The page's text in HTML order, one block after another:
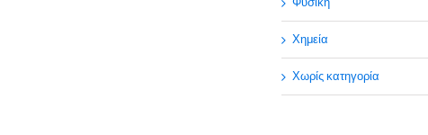
Χημεία
Χωρίς κατηγορία